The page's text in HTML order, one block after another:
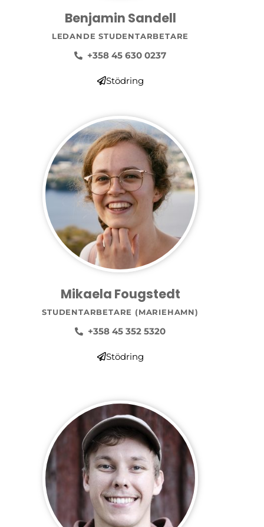
Benjamin Sandell
LEDANDE STUDENTARBETARE
+358 45 630 0237
Stödring
Mikaela Fougstedt
STUDENTARBETARE (MARIEHAMN)
+358 45 352 5320
Stödring